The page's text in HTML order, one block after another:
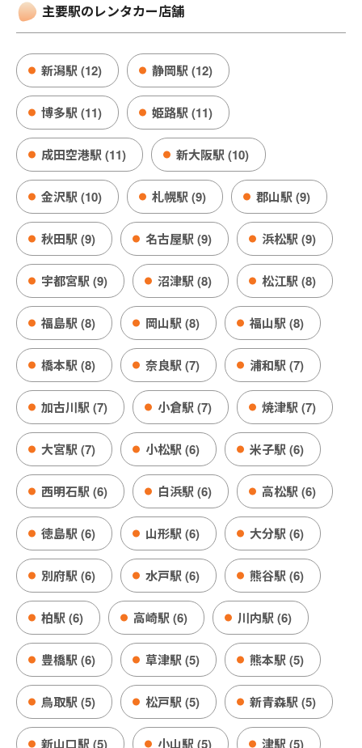
主要駅のレンタカー店舗
新潟駅 (12) 静岡駅 (12)
博多駅 (11) 姫路駅 (11)
成田空港駅 (11) 新大阪駅 (10)
金沢駅 (10) 札幌駅 (9) 郡山駅 (9)
秋田駅 (9) 名古屋駅 (9) 浜松駅 (9)
宇都宮駅 (9) 沼津駅 (8) 松江駅 (8)
福島駅 (8) 岡山駅 (8) 福山駅 (8)
橋本駅 (8) 奈良駅 (7) 浦和駅 (7)
加古川駅 (7) 小倉駅 (7) 焼津駅 (7)
大宮駅 (7) 小松駅 (6) 米子駅 (6)
西明石駅 (6) 白浜駅 (6) 高松駅 (6)
徳島駅 (6) 山形駅 (6) 大分駅 (6)
別府駅 (6) 水戸駅 (6) 熊谷駅 (6)
柏駅 (6) 高崎駅 (6) 川内駅 (6)
豊橋駅 (6) 草津駅 (5) 熊本駅 (5)
鳥取駅 (5) 松戸駅 (5) 新青森駅 (5)
新山口駅 (5) 小山駅 (5) 津駅 (5)